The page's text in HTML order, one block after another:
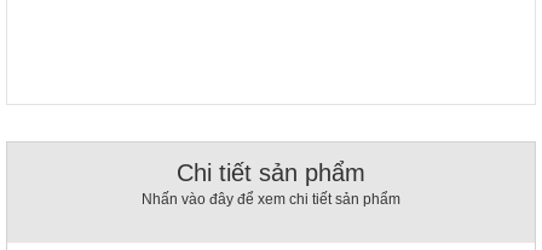
Chi tiết sản phẩm
Nhấn vào đây để xem chi tiết sản phẩm